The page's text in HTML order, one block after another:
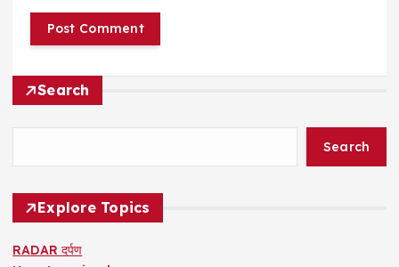
Search
Search
Explore Topics
RADAR दर्पण